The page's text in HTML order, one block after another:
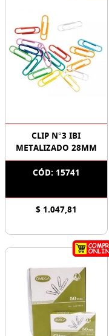
CLIP N°3 IBI
METALIZADO 28MM
CÓD: 15741
$ 1.047,81